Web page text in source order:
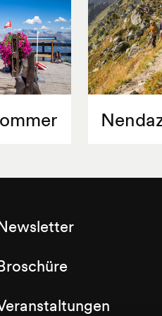
sind in allen
als Einzelsäcke bei